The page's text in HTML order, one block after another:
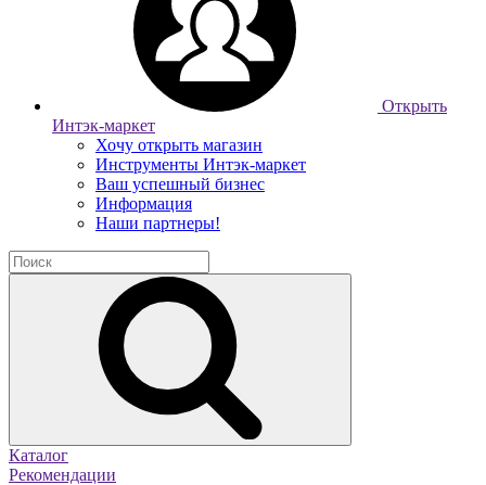
Открыть
Интэк-маркет
Хочу открыть магазин
Инструменты Интэк-маркет
Ваш успешный бизнес
Информация
Наши партнеры!
Каталог
Рекомендации